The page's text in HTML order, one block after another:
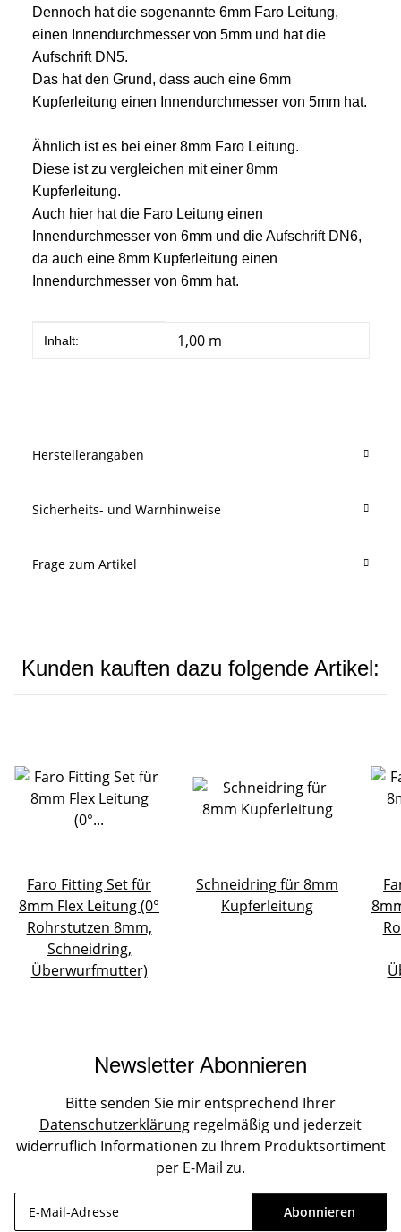
Dennoch hat die sogenannte 6mm Faro Leitung,
einen Innendurchmesser von 5mm und hat die
Aufschrift DN5.
Das hat den Grund, dass auch eine 6mm
Kupferleitung einen Innendurchmesser von 5mm hat.
Ähnlich ist es bei einer 8mm Faro Leitung.
Diese ist zu vergleichen mit einer 8mm
Kupferleitung.
Auch hier hat die Faro Leitung einen
Innendurchmesser von 6mm und die Aufschrift DN6,
da auch eine 8mm Kupferleitung einen
Innendurchmesser von 6mm hat.
Produkteigenschaft
Wert
Inhalt: 1,00 m
Herstellerangaben
Sicherheits- und Warnhinweise
Frage zum Artikel
Kunden kauften dazu folgende Artikel:
Faro Fitting Set für
8mm Flex Leitung (0°
Rohrstutzen 8mm,
Schneidring,
Überwurfmutter)
Schneidring für 8mm
Kupferleitung
Newsletter Abonnieren
Bitte senden Sie mir entsprechend Ihrer
Datenschutzerklärung regelmäßig und jederzeit
widerruflich Informationen zu Ihrem Produktsortiment
per E-Mail zu.
Abonnieren